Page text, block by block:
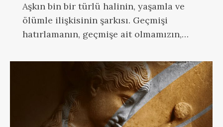
Aşkın bin bir türlü halinin, yaşamla ve
ölümle ilişkisinin şarkısı. Geçmişi
hatırlamanın, geçmişe ait olmamızın,…